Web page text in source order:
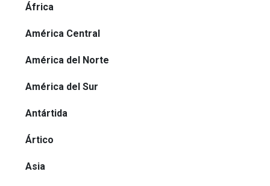
África
América Central
América del Norte
América del Sur
Antártida
Ártico
Asia